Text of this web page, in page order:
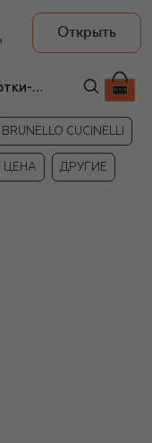
Открыть
Бежевые мужские куртки-рубашки Paul&Shark
BRUNELLO CUCINELLI
ЦЕНА ДРУГИЕ